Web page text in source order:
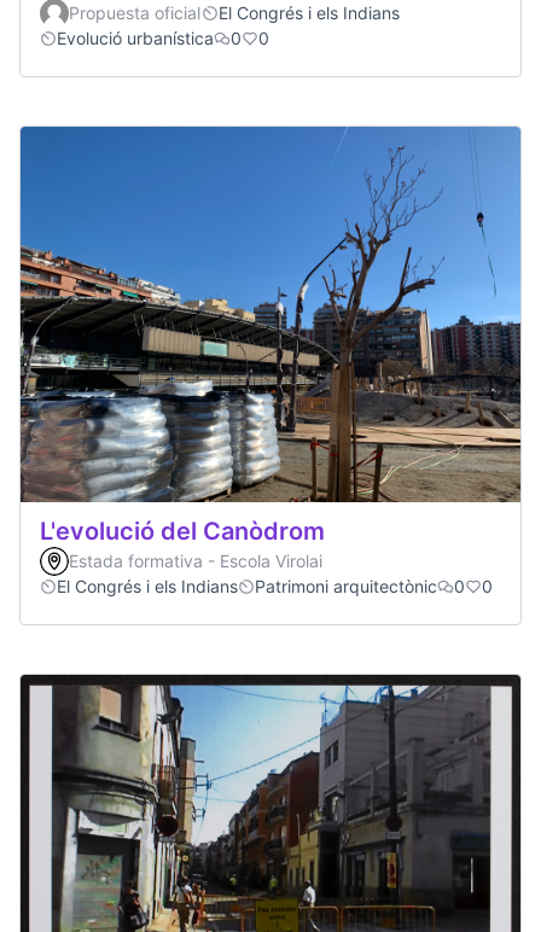
Propuesta oficial
El Congrés i els Indians
Evolució urbanística
0 0
L'evolució del Canòdrom
Estada formativa - Escola Virolai
El Congrés i els Indians
Patrimoni arquitectònic 0 0